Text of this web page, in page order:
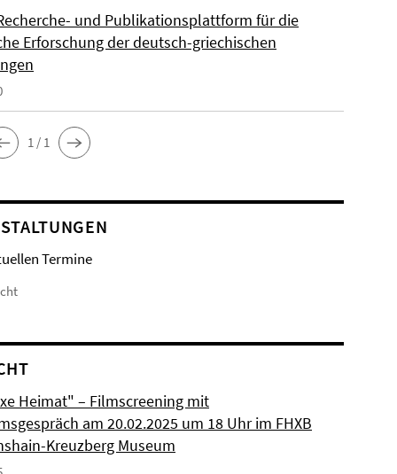
und Publikationsplattform für die
Erforschung der deutsch-griechischen
1 / 1
Termine
Heimat" – Filmscreening mit
am 20.02.2025 um 18 Uhr im FHXB
Kreuzberg Museum